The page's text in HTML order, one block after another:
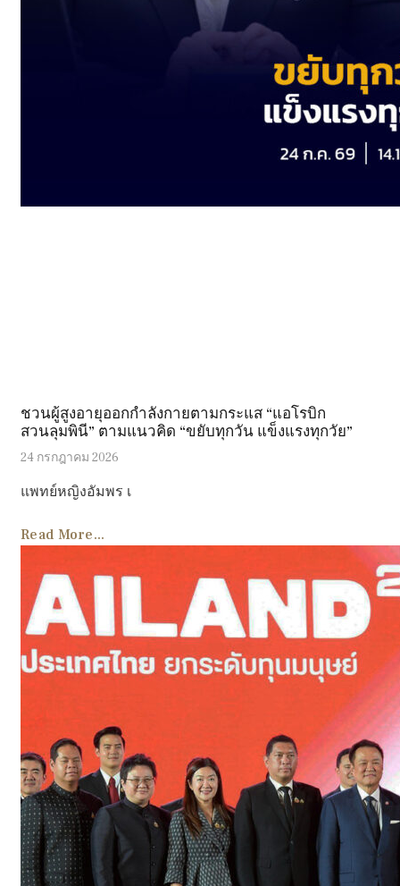
ชวนผู้สูงอายุออกกำลังกายตามกระแส “แอโรบิก
สวนลุมพินี” ตามแนวคิด “ขยับทุกวัน แข็งแรงทุกวัย”
24 กรกฎาคม 2026
แพทย์หญิงอัมพร เ
Read More...